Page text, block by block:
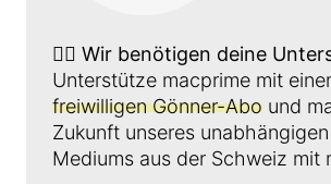
👉🏼 Wir benötigen deine
Unterstütze macprime mit
freiwilligen Gönner-Abo und
Zukunft unseres
Mediums aus der Schweiz mit